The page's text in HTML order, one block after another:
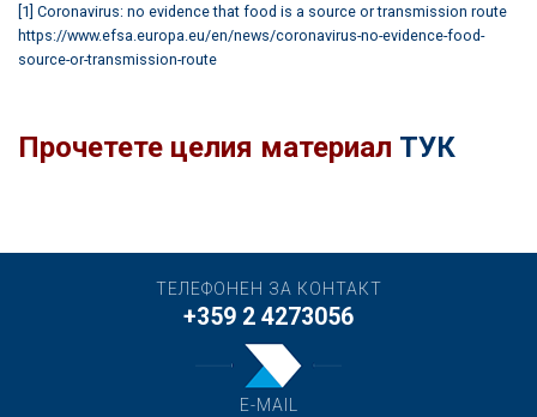
[1] Coronavirus: no evidence that food is a source or transmission route
https://www.efsa.europa.eu/en/news/coronavirus-no-evidence-food-
source-or-transmission-route
Прочетете целия материал ТУК
ТЕЛЕФОНЕН ЗА КОНТАКТ
+359 2 4273056
E-MAIL